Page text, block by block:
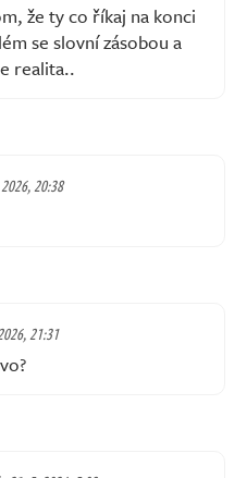
že ty co říkaj na konci
se slovní zásobou a
realita..
20:38
21:31